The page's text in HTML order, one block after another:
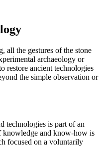
all the gestures of the stone
archaeology or
restore ancient technologies
the simple observation or
technologies is part of an
knowledge and know-how is
focused on a voluntarily